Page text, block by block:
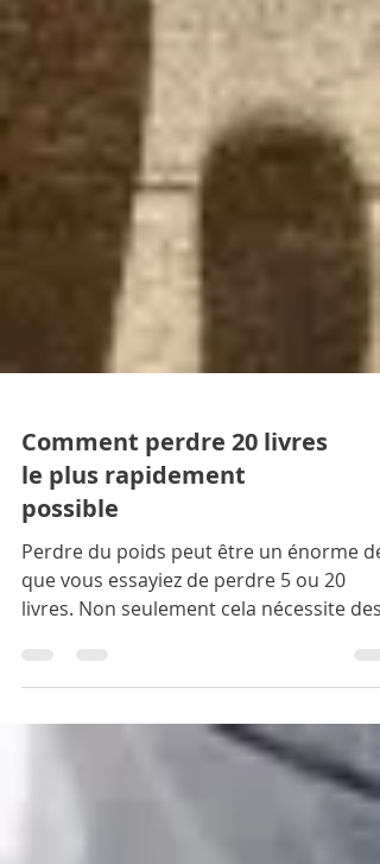
Comment perdre 20 livres
le plus rapidement
possible
Perdre du poids peut être un énorme
que vous essayiez de perdre 5 ou 20